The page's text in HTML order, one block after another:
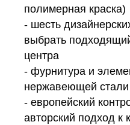
полимерная краска)
- шесть
выбрать
центра
- фурнитура и
нержавеющей стали
- европейский
авторский подход к